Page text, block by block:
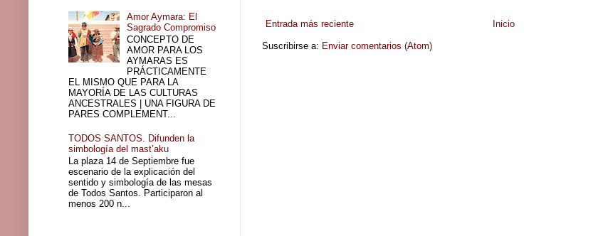
Entrada más reciente Inicio
Suscribirse a: Enviar comentarios (Atom)
Amor Aymara: El
Sagrado Compromiso
CONCEPTO DE
AMOR PARA LOS
AYMARAS ES
PRÁCTICAMENTE
EL MISMO QUE PARA LA
MAYORÍA DE LAS CULTURAS
ANCESTRALES | UNA FIGURA DE
PARES COMPLEMENT...
TODOS SANTOS. Difunden la
simbología del mast’aku
La plaza 14 de Septiembre fue
escenario de la explicación del
sentido y simbología de las mesas
de Todos Santos. Participaron al
menos 200 n...